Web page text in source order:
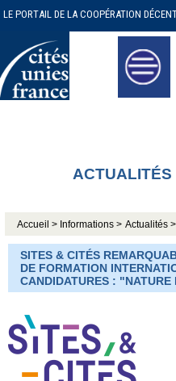
LE PORTAIL DE LA COOPÉRATION
ACTUALITÉS
Accueil > Informations > Actualités >
SITES & CITÉS
DE FORMATION
CANDIDATURES : "NATURE